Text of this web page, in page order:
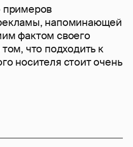
примеров
напоминающей
фактом своего
что подходить к
носителя стоит очень